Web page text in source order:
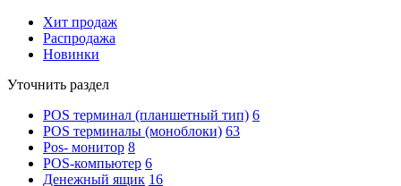
Хит продаж
Распродажа
Новинки
Уточнить раздел
POS терминал (планшетный тип) 6
POS терминалы (моноблоки) 63
Pos- монитор 8
POS-компьютер 6
Денежный ящик 16